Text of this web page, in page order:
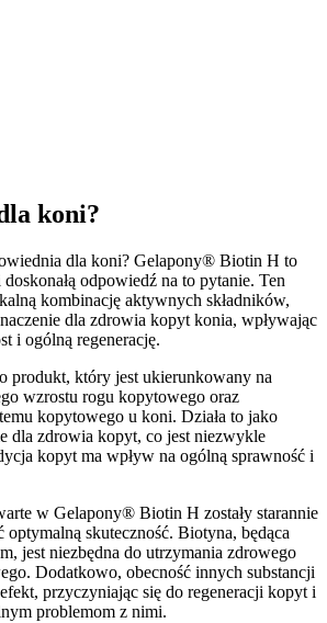
koni?
dla koni? Gelapony® Biotin H to
odpowiedź na to pytanie. Ten
kombinację aktywnych składników,
dla zdrowia kopyt konia, wpływając
i ogólną regenerację.
produkt, który jest ukierunkowany na
wzrostu rogu kopytowego oraz
kopytowego u koni. Działa to jako
dla zdrowia kopyt, co jest niezwykle
kopyt ma wpływ na ogólną sprawność i
w Gelapony® Biotin H zostały starannie
optymalną skuteczność. Biotyna, będąca
jest niezbędna do utrzymania zdrowego
Dodatkowo, obecność innych substancji
przyczyniając się do regeneracji kopyt i
problemom z nimi.